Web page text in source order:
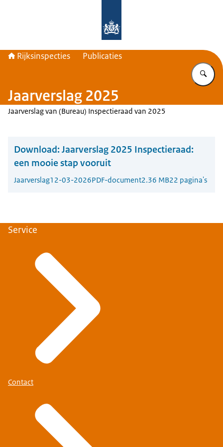
Rijksinspecties Publicaties
Jaarverslag 2025
Jaarverslag van (Bureau) Inspectieraad van 2025
Download: Jaarverslag 2025 Inspectieraad:
een mooie stap vooruit
Jaarverslag12-03-2026PDF-document2.36 MB22 pagina's
Service
Contact